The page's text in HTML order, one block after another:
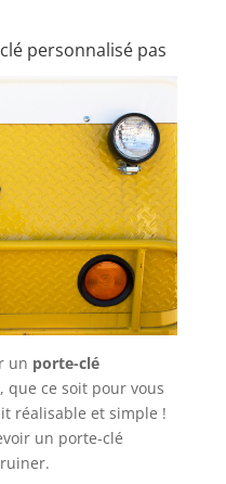
personnalisé pas
un porte-clé
ce soit pour vous
réalisable et simple !
un porte-clé